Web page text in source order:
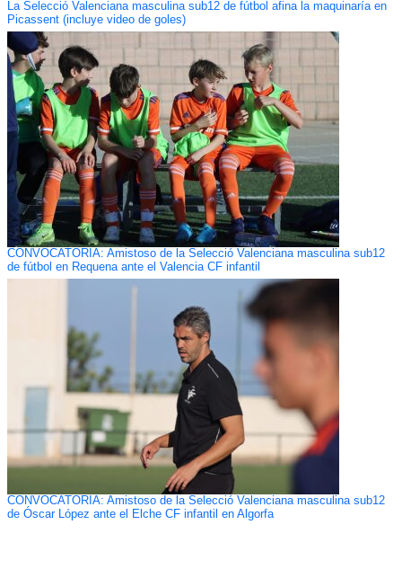
La Selecció Valenciana masculina sub12 de fútbol afina la maquinaría en
Picassent (incluye video de goles)
CONVOCATORIA: Amistoso de la Selecció Valenciana masculina sub12
de fútbol en Requena ante el Valencia CF infantil
CONVOCATORIA: Amistoso de la Selecció Valenciana masculina sub12
de Óscar López ante el Elche CF infantil en Algorfa